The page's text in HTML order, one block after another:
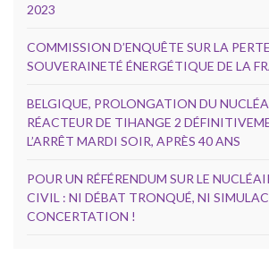
2023
COMMISSION D’ENQUÊTE SUR LA
SOUVERAINETÉ ÉNERGÉTIQUE DE LA
BELGIQUE, PROLONGATION DU
RÉACTEUR DE TIHANGE 2
L’ARRÊT MARDI SOIR, APRÈS 40 ANS
POUR UN RÉFÉRENDUM SUR LE
CIVIL : NI DÉBAT TRONQUÉ, NI
CONCERTATION !